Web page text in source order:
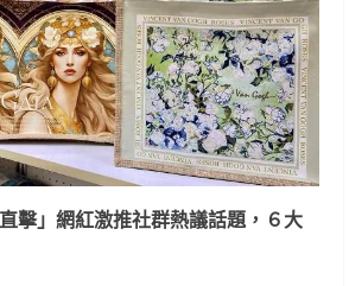
擊」網紅激推社群熱議話題，６大